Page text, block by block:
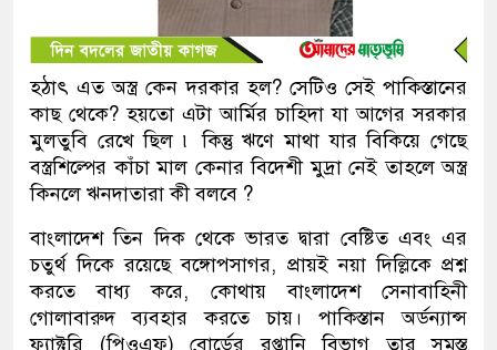
হঠাৎ এত অস্ত্র কেন দরকার হল? সেটিও সেই পাকিস্তানের
কাছ থেকে? হয়তো এটা আর্মির চাহিদা যা আগের সরকার
মুলতুবি রেখে ছিল ৷ কিন্তু ঋণে মাথা যার বিকিয়ে গেছে
বস্ত্রশিল্পের কাঁচা মাল কেনার বিদেশী মুদ্রা নেই তাহলে অস্ত্র
কিনলে ঋনদাতারা কী বলবে ?
বাংলাদেশ তিন দিক থেকে ভারত দ্বারা বেষ্টিত এবং এর
চতুর্থ দিকে রয়েছে বঙ্গোপসাগর, প্রায়ই নয়া দিল্লিকে প্রশ্ন
করতে বাধ্য করে, কোথায় বাংলাদেশ সেনাবাহিনী
গোলাবারুদ ব্যবহার করতে চায়। পাকিস্তান অর্ডন্যান্স
ফ্যাক্টরি (পিওএফ) বোর্ডের রপ্তানি বিভাগ তার সমস্ত